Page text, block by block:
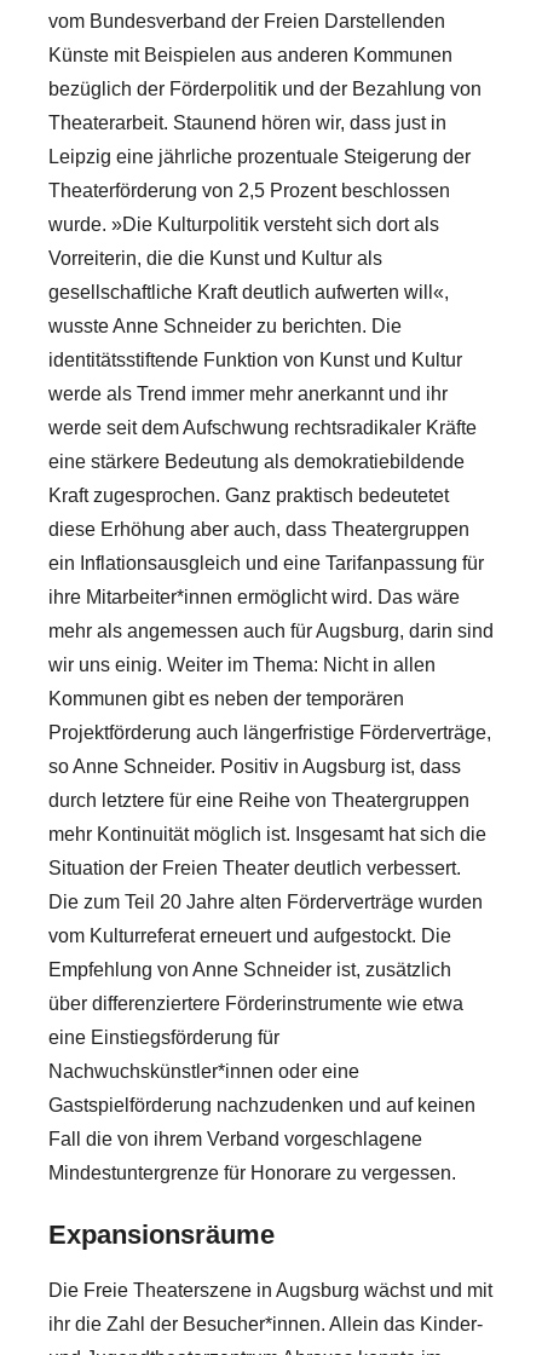
vom Bundesverband der Freien Darstellenden
Künste mit Beispielen aus anderen Kommunen
bezüglich der Förderpolitik und der Bezahlung von
Theaterarbeit. Staunend hören wir, dass just in
Leipzig eine jährliche prozentuale Steigerung der
Theaterförderung von 2,5 Prozent beschlossen
wurde. »Die Kulturpolitik versteht sich dort als
Vorreiterin, die die Kunst und Kultur als
gesellschaftliche Kraft deutlich aufwerten will«,
wusste Anne Schneider zu berichten. Die
identitätsstiftende Funktion von Kunst und Kultur
werde als Trend immer mehr anerkannt und ihr
werde seit dem Aufschwung rechtsradikaler Kräfte
eine stärkere Bedeutung als demokratiebildende
Kraft zugesprochen. Ganz praktisch bedeutetet
diese Erhöhung aber auch, dass Theatergruppen
ein Inflationsausgleich und eine Tarifanpassung für
ihre Mitarbeiter*innen ermöglicht wird. Das wäre
mehr als angemessen auch für Augsburg, darin sind
wir uns einig. Weiter im Thema: Nicht in allen
Kommunen gibt es neben der temporären
Projektförderung auch längerfristige Förderverträge,
so Anne Schneider. Positiv in Augsburg ist, dass
durch letztere für eine Reihe von Theatergruppen
mehr Kontinuität möglich ist. Insgesamt hat sich die
Situation der Freien Theater deutlich verbessert.
Die zum Teil 20 Jahre alten Förderverträge wurden
vom Kulturreferat erneuert und aufgestockt. Die
Empfehlung von Anne Schneider ist, zusätzlich
über differenziertere Förderinstrumente wie etwa
eine Einstiegsförderung für
Nachwuchskünstler*innen oder eine
Gastspielförderung nachzudenken und auf keinen
Fall die von ihrem Verband vorgeschlagene
Mindestuntergrenze für Honorare zu vergessen.
Expansionsräume
Die Freie Theaterszene in Augsburg wächst und mit
ihr die Zahl der Besucher*innen. Allein das Kinder-